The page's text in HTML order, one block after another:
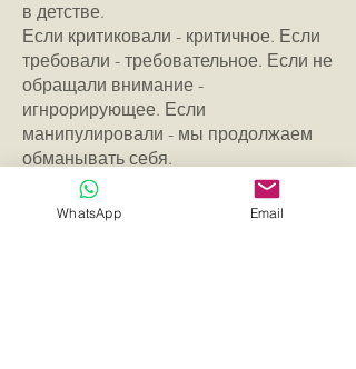
в детстве.
Если критиковали - критичное. Если
требовали - требовательное. Если не
обращали внимание -
игнрорирующее. Если
манипулировали - мы продолжаем
обманывать себя.
А у вас какое отношение к самому
себе?WhatsApp Email